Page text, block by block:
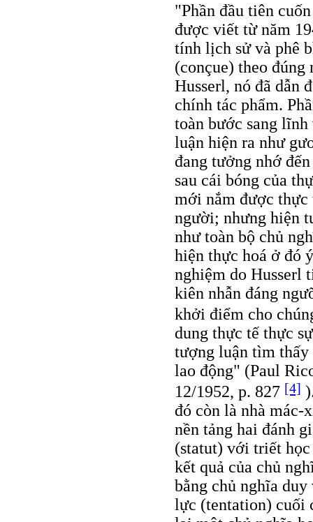
"Phần đầu tiên
được viết từ năm
tính lịch sử và phê
(conçue) theo đúng
Husserl, nó đã dẫn
chính tác phẩm.
toàn bước sang
luận hiện ra như
đang tưởng nhớ
sau cái bóng của
mới nắm được thực
người; nhưng hiện
như toàn bộ chủ
hiện thực hoá ở đó
nghiệm do Husserl
kiên nhẫn đáng
khởi điểm cho
dung thực tế thực
tượng luận tìm thấy
lao động" (Paul
12/1952, p. 827 [4]
đó còn là nhà mác-
nền tảng hai đánh
(statut) với triết
kết quả của chủ
bằng chủ nghĩa
lực (tentation) cuối